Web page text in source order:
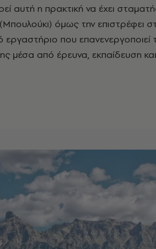
αυτή η πρακτική να έχει
όμως την επιστρέφει
εργαστήριο που επανενεργοποιεί
μέσα από έρευνα, εκπαίδευση